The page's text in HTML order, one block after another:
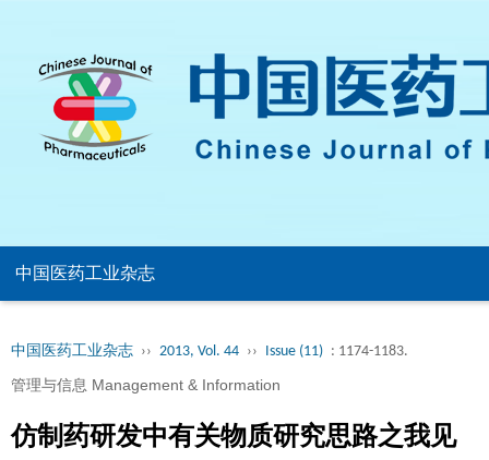
中国医药工业杂志
中国医药工业杂志 ›› 2013, Vol. 44 ›› Issue (11) : 1174-1183.
管理与信息 Management & Information
仿制药研发中有关物质研究思路之我见